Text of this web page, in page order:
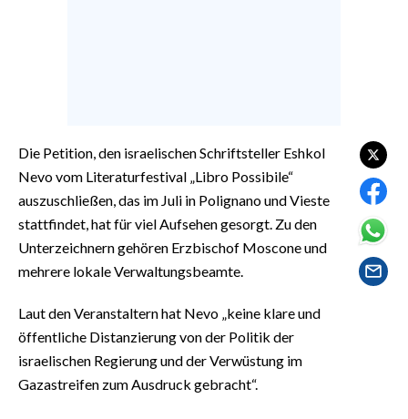
FOTO
VIDEO
ANNUNCI
Die Petition, den israelischen Schriftsteller Eshkol
Nevo vom Literaturfestival „Libro Possibile“
auszuschließen, das im Juli in Polignano und Vieste
stattfindet, hat für viel Aufsehen gesorgt. Zu den
Unterzeichnern gehören Erzbischof Moscone und
mehrere lokale Verwaltungsbeamte.
Laut den Veranstaltern hat Nevo „keine klare und
öffentliche Distanzierung von der Politik der
israelischen Regierung und der Verwüstung im
Gazastreifen zum Ausdruck gebracht“.